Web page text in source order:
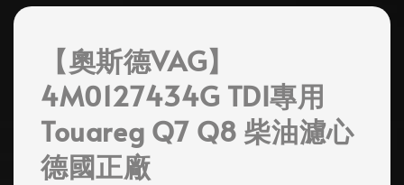
【奧斯德VAG】
4M0127434G TDI專用
Touareg Q7 Q8 柴油濾心
德國正廠